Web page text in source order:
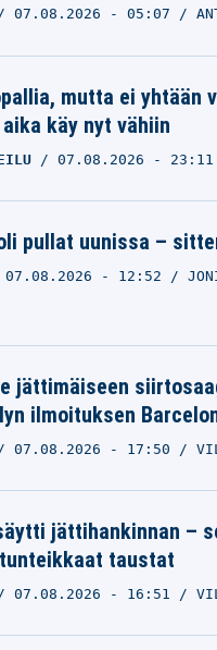
07.08.2026 - 05:07
mutta ei yhtään
käy nyt vähiin
07.08.2026 - 23:11
pullat uunissa –
07.08.2026 - 12:52
jättimäiseen
ilmoituksen
07.08.2026 - 17:50
jättihankinnan –
taustat
07.08.2026 - 16:51